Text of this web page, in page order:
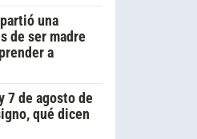
una
de ser madre
a
7 de agosto de
qué dicen